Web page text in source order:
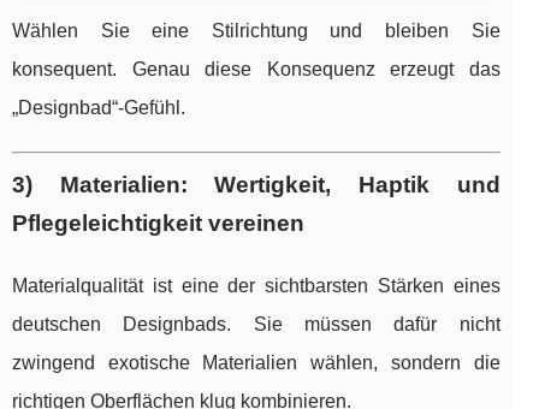
Wählen Sie eine Stilrichtung und bleiben Sie
konsequent. Genau diese Konsequenz erzeugt das
„Designbad“-Gefühl.
3) Materialien: Wertigkeit, Haptik und
Pflegeleichtigkeit vereinen
Materialqualität ist eine der sichtbarsten Stärken eines
deutschen Designbads. Sie müssen dafür nicht
zwingend exotische Materialien wählen, sondern die
richtigen Oberflächen klug kombinieren.